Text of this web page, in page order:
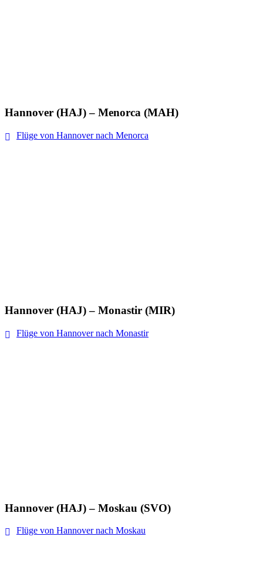
Hannover (HAJ) – Menorca (MAH)
Flüge von Hannover nach Menorca
Hannover (HAJ) – Monastir (MIR)
Flüge von Hannover nach Monastir
Hannover (HAJ) – Moskau (SVO)
Flüge von Hannover nach Moskau